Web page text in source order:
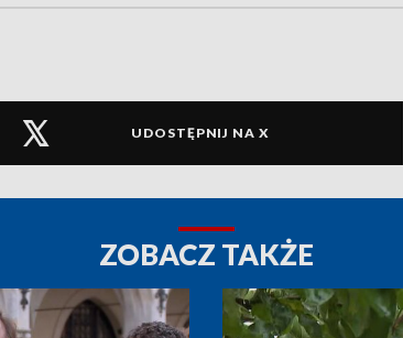
UDOSTĘPNIJ NA X
ZOBACZ TAKŻE